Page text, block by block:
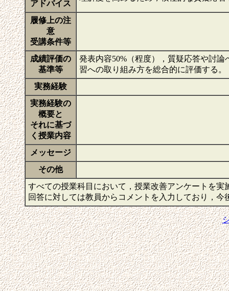
アドバイス
履修上の注
意
受講条件等
成績評価の
基準等
発表内容50%（程度），質疑応答や討
習への取り組み方を総合的に評価する。
実務経験
実務経験の
概要と
それに基づ
く授業内容
メッセージ
その他
すべての授業科目において，授業改善アンケートを
回答に対しては教員からコメントを入力しており，